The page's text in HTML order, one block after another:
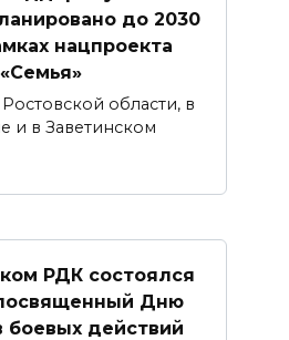
до 2030
нацпроекта
«Семья»
области, в
и в Заветинском
РДК состоялся
Дню
боевых действий